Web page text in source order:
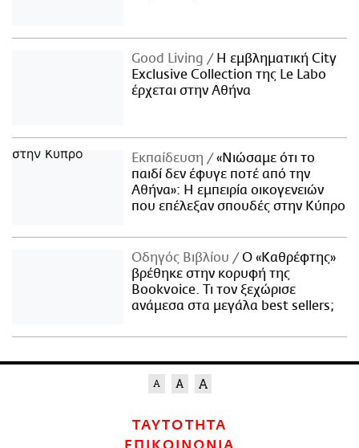
Good Living
Η εμβληματική City
Exclusive Collection της Le Labo
έρχεται στην Αθήνα
Εκπαίδευση
«Νιώσαμε ότι το
παιδί δεν έφυγε ποτέ από την
Αθήνα»: Η εμπειρία οικογενειών
που επέλεξαν σπουδές στην Κύπρο
Οδηγός Βιβλίου
Ο «Καθρέφτης»
βρέθηκε στην κορυφή της
Bookvoice. Τι τον ξεχώρισε
ανάμεσα στα μεγάλα best sellers;
ΤΑΥΤΟΤΗΤΑ